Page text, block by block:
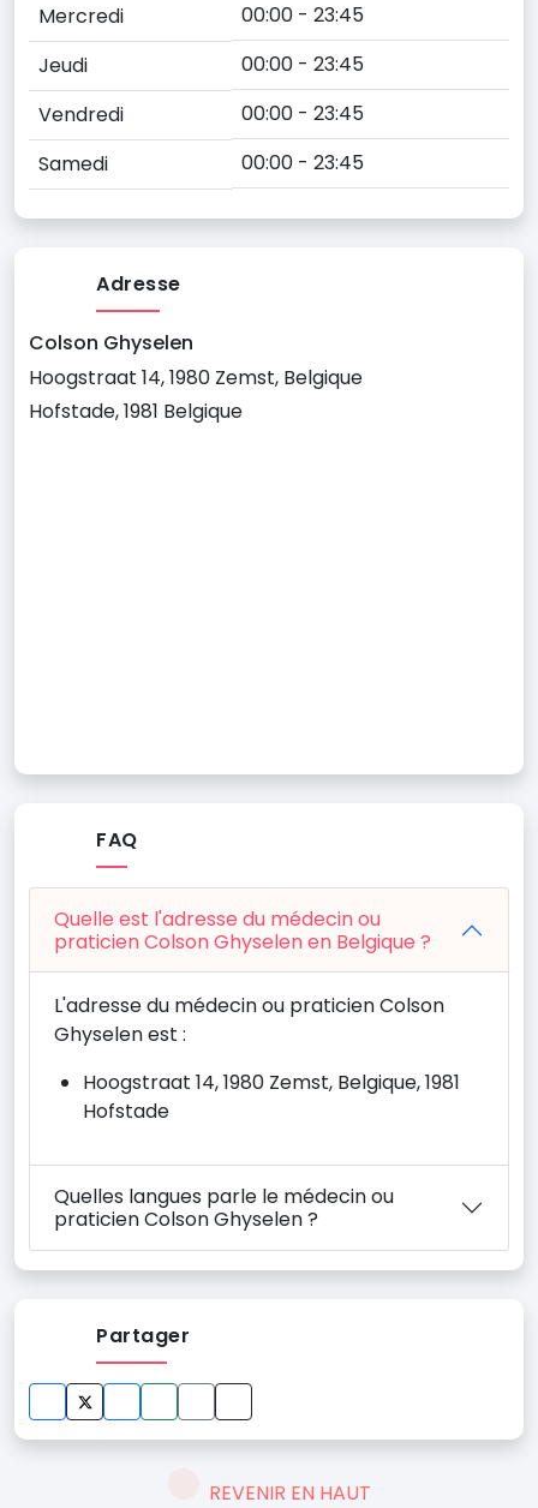
Mercredi
00:00 - 23:45
Jeudi
00:00 - 23:45
Vendredi
00:00 - 23:45
Samedi
00:00 - 23:45
Adresse
Colson Ghyselen
Hoogstraat 14, 1980 Zemst, Belgique
Hofstade, 1981 Belgique
FAQ
Quelle est l'adresse du médecin ou
praticien Colson Ghyselen en Belgique ?
L'adresse du médecin ou praticien Colson
Ghyselen est :
Hoogstraat 14, 1980 Zemst, Belgique, 1981
Hofstade
Quelles langues parle le médecin ou
praticien Colson Ghyselen ?
Partager
REVENIR EN HAUT